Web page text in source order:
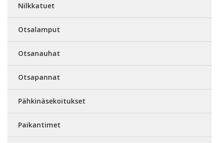
Nilkkatuet
Otsalamput
Otsanauhat
Otsapannat
Pähkinäsekoitukset
Paikantimet